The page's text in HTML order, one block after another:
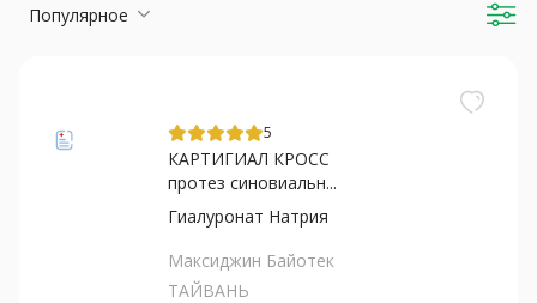
Популярное
5
КАРТИГИАЛ КРОСС
протез синовиальн...
Гиалуронат Натрия
Максиджин Байотек
ТАЙВАНЬ